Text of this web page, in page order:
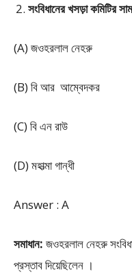
সংবিধানের খসড়া কমিটির
(A) জওহরলাল নেহরু
(B) বি আর আম্বেদকর
(C) বি এন রাউ
(D) মহাত্মা গান্ধী
Answer : A
সমাধান: জওহরলাল নেহরু
প্রস্তাব দিয়েছিলেন ।